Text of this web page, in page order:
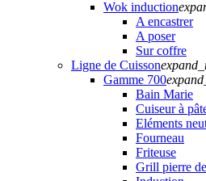
Wok induction
A encastrer
A poser
Sur coffre
Ligne de Cuisson
Gamme 700
Bain Marie
Cuiseur à
Eléments
Fourneau
Friteuse
Grill pierre